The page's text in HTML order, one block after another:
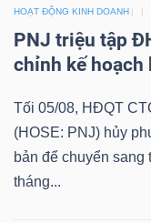
HOẠT ĐỘNG KINH DOANH
PNJ triệu tập
chỉnh kế hoạch
Tối 05/08, HĐQT
(HOSE: PNJ) hủy
bản để chuyển
tháng...